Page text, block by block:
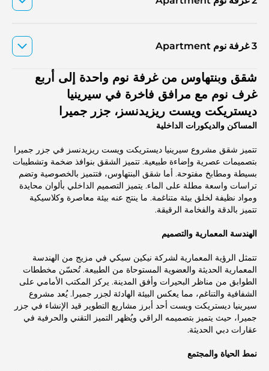
3 غرفة نوم Apartment
شقق وبنتهاوس من غرفة نوم واحدة إلى أربع
غرف نوم مع مرافق فاخرة في سيرينيا
ديستريكت ويست ريزيدنسز، جزر جميرا
المساكن والديكورات الداخلية
تتميز شقق مشروع سيرينيا ديستريكت ويست ريزيدنسز في جزر جميرا
بتصميمات عصرية وإضاءة طبيعية. تتميز الشقق بنوافذ ضخمة وتشطيبات
بسيطة ومطابخ مفتوحة. أما شقق البنتهاوس، فتتميز بالخصوصية وتضم
تراسات واسعة مطلة على الماء. يتميز التصميم الداخلي بألوان محايدة
ومواد نظيفة لخلق بيئة متناغمة. ما ينتج عنه بيئة معاصرة وكلاسيكية
تتميز بالدقة والفخامة الرقيقة.
الهندسة المعمارية والتصميم
تتمثل الرؤية المعمارية لشركة نيكين سيكي في مزيج من الهندسة
المعمارية الحديثة والعضوية المستوحاة من الطبيعة. تُحسّن مخططات
الطوابق من مناظر البحيرات وأفق المدينة. يركز المكتب الأمامي على
الشفافية والتناغم، مما يعكس البيئة الهادئة لجزر جميرا. يُعد مشروع
سيرينيا ديستريكت ويست أحد أبرز مشاريع التطوير قيد الإنشاء في جزر
جميرا، حيث يتميز بتصميمه الراقي ويُظهر التميز التقني والحرفية في
عقارات دبي الحديثة.
نمط الحياة والمجتمع